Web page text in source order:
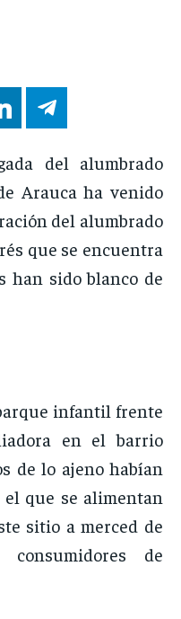
del alumbrado
Arauca ha venido
del alumbrado
que se encuentra
han sido blanco de
infantil frente
en el barrio
de lo ajeno habían
el que se alimentan
sitio a merced de
de